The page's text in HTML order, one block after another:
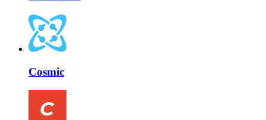
Cosmic